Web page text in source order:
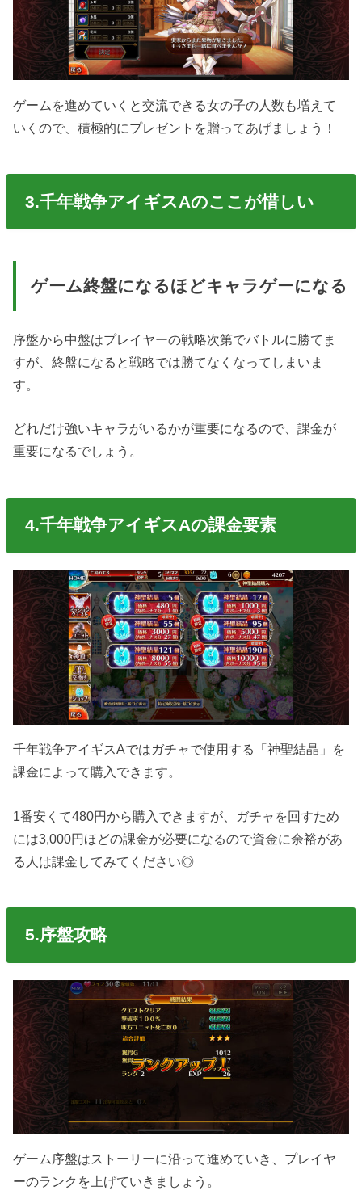
ゲームを進めていくと交流できる女の子の人数も増えて
いくので、積極的にプレゼントを贈ってあげましょう！
3.千年戦争アイギスAのここが惜しい
ゲーム終盤になるほどキャラゲーになる
序盤から中盤はプレイヤーの戦略次第でバトルに勝てま
すが、終盤になると戦略では勝てなくなってしまいま
す。
どれだけ強いキャラがいるかが重要になるので、課金が
重要になるでしょう。
4.千年戦争アイギスAの課金要素
千年戦争アイギスAではガチャで使用する「神聖結晶」を
課金によって購入できます。
1番安くて480円から購入できますが、ガチャを回すため
には3,000円ほどの課金が必要になるので資金に余裕があ
る人は課金してみてください◎
5.序盤攻略
ゲーム序盤はストーリーに沿って進めていき、プレイヤ
ーのランクを上げていきましょう。